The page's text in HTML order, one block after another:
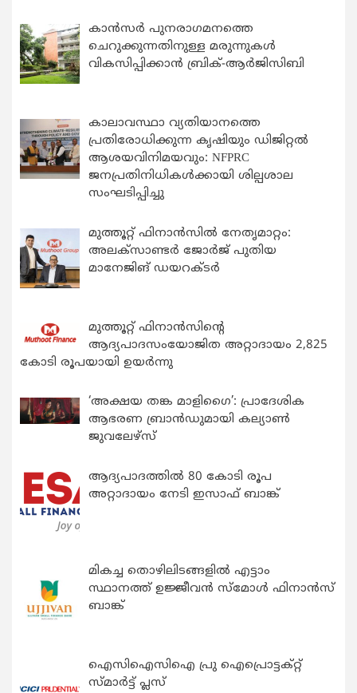
കാന്‍സര്‍ പുനരാഗമനത്തെ
ചെറുക്കുന്നതിനുള്ള മരുന്നുകള്‍
വികസിപ്പിക്കാന്‍ ബ്രിക്-ആര്‍ജിസിബി
കാലാവസ്ഥാ വ്യതിയാനത്തെ
പ്രതിരോധിക്കുന്ന കൃഷിയും ഡിജിറ്റൽ
ആശയവിനിമയവും: NFPRC
ജനപ്രതിനിധികൾക്കായി ശില്പശാല
സംഘടിപ്പിച്ചു
മുത്തൂറ്റ് ഫിനാൻസിൽ നേതൃമാറ്റം:
അലക്സാണ്ടർ ജോർജ് പുതിയ
മാനേജിങ് ഡയറക്ടർ
മുത്തൂറ്റ് ഫിനാൻസിന്റെ
ആദ്യപാദസംയോജിത അറ്റാദായം 2,825
കോടി രൂപയായി ഉയർന്നു
‘അക്ഷയ തങ്ക മാളിഗൈ’: പ്രാദേശിക
ആഭരണ ബ്രാന്‍ഡുമായി കല്യാണ്‍
ജുവലേഴ്‌സ്
ആദ്യപാദത്തിൽ 80 കോടി രൂപ
അറ്റാദായം നേടി ഇസാഫ് ബാങ്ക്
മികച്ച തൊഴിലിടങ്ങളിൽ എട്ടാം
സ്ഥാനത്ത് ഉജ്ജീവൻ സ്മോൾ ഫിനാൻസ്
ബാങ്ക്
ഐസിഐസിഐ പ്രു ഐപ്രൊട്ടക്റ്റ്
സ്മാർട്ട് പ്ലസ്